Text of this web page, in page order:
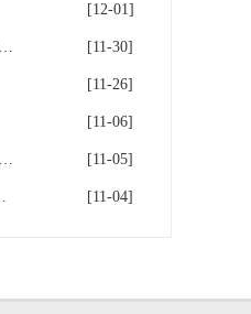
[12-01]
上海市居住证积分管理办法实施细则（上海居住证积分管理办法最全解读） [11-30]
[11-26]
[11-06]
上海重点区域引进人才落户单位申报通告（上海市引进重点领域人才加分可以累加） [11-05]
必须避免什么） [11-04]